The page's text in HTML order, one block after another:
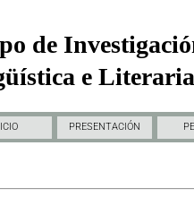
de
e
PRESENTACIÓN